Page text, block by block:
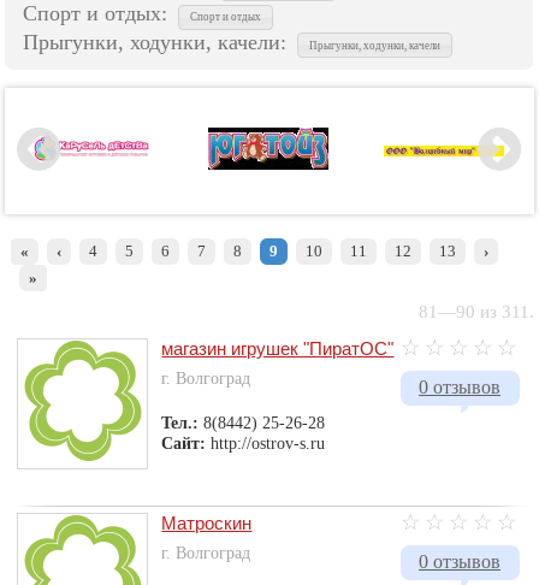
Спорт и отдых: Спорт и отдых
Прыгунки, ходунки, качели: Прыгунки, ходунки, качели
« ‹ 4 5 6 7 8 9 10 11 12 13
›
»
81—90 из 311.
0 отзывов
магазин игрушек "ПиратОС"
г. Волгоград
Тел.:8(8442) 25-26-28
Сайт: http://ostrov-s.ru
0 отзывов
Матроскин
г. Волгоград